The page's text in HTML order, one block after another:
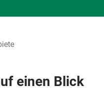
einen Blick